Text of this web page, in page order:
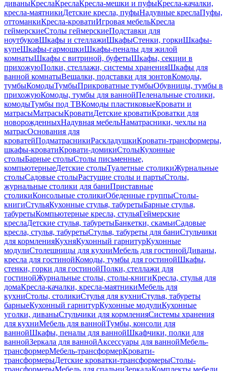
диваныКреслаКреслаКресла-мешки и пуфыКресла-качалки,
кресла-маятникиДетские кресла, пуфыНадувные креслаПуфы,
оттоманкиКресла-кроватиИгровая мебельКресла
геймерскиеСтолы геймерскиеПодставки для
ноутбуковШкафы и стеллажиШкафыСтенки, горкиШкафы-
купеШкафы-гармошкиШкафы-пеналы для жилой
комнатыШкафы с витриной, буфетыШкафы, секции в
прихожуюПолки, стеллажи, системы храненияШкафы для
ванной комнатыВешалки, подставки для зонтовКомоды,
тумбыКомодыТумбыПрикроватные тумбыОбувницы, тумбы в
прихожуюКомоды, тумбы для ваннойПеленальные столики,
комодыТумбы под ТВКомоды пластиковыеКровати и
матрасыМатрасыКроватиДетские кроватиКроватки для
новорожденныхНадувная мебельНаматрасники, чехлы на
матрасОснования для
кроватейПодматрасникиРаскладушкиКровати-трансформеры,
шкафы-кроватиКровати-домикиСтолыКухонные
столыБарные столыСтолы письменные,
компьютерныеДетские столыТуалетные столикиЖурнальные
столыСадовые столыРастущие столы и партыСтолы,
журнальные столики для баниПриставные
столикиКонсольные столикиОбеденные группыСтолы-
книгиСтульяКухонные стулья, табуретыБарные стулья,
табуретыКомпьютерные кресла, стульяГеймерские
креслаДетские стулья, табуретыБанкетки, скамьиСадовые
кресла, стулья, табуретыСтулья, табуреты для баниСтульчики
для кормленияКухняКухонный гарнитурКухонные
модулиСтолешницы для кухниМебель для гостинойДиваны,
кресла для гостинойКомоды, тумбы для гостинойШкафы,
стенки, горки для гостинойПолки, стеллажи для
гостинойЖурнальные столы, столы-книгиКресла, стулья для
домаКресла-качалки, кресла-маятникиМебель для
кухниСтолы, столикиСтулья для кухниСтулья, табуреты
барныеКухонный гарнитурКухонные модулиКухонные
уголки, диваныСтульчики для кормленияСистемы хранения
для кухниМебель для ваннойТумбы, консоли для
ваннойШкафы, пеналы для ваннойШкафчики, полки для
ваннойЗеркала для ваннойАксессуары для ваннойМебель-
трансформерМебель-трансформерКровати-
трансформерыДетские кроватки-трансформерыСтолы-
трансформерыМебель для спальниЗеркалаКомплекты мебели